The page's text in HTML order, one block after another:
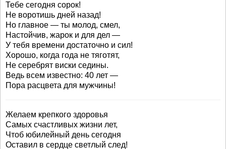
Тебе сегодня сорок!
Не воротишь дней назад!
Но главное — ты молод, смел,
Настойчив, жарок и для дел —
У тебя времени достаточно и сил!
Хорошо, когда года не тяготят,
Не серебрят виски седины.
Ведь всем известно: 40 лет —
Пора расцвета для мужчины!
Желаем крепкого здоровья
Самых счастливых жизни лет,
Чтоб юбилейный день сегодня
Оставил в сердце светлый след!